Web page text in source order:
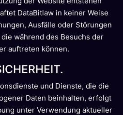
DataBitlaw in keiner Weise
Ausfälle oder Störungen
während des Besuchs der
auftreten können.
und Dienste, die die
Daten beinhalten, erfolgt
unter Verwendung aktueller